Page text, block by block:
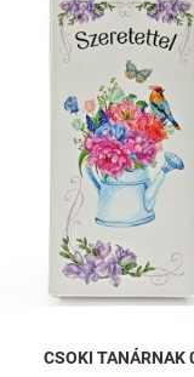
CSOKI TANÁRNAK